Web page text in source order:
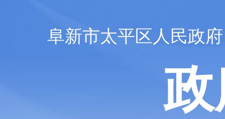
阜新市太平区人民政府